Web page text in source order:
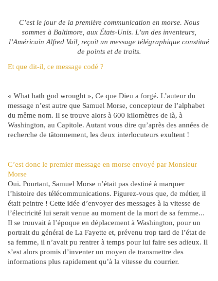
C’est le jour de la première communication en morse. Nous
sommes à Baltimore, aux États-Unis. L’un des inventeurs,
l’Américain Alfred Vail, reçoit un message télégraphique constitué
de points et de traits.
Et que dit-il, ce message codé ?
« What hath god wrought », Ce que Dieu a forgé. L’auteur du
message n’est autre que Samuel Morse, concepteur de l’alphabet
du même nom. Il se trouve alors à 600 kilomètres de là, à
Washington, au Capitole. Autant vous dire qu’après des années de
recherche de tâtonnement, les deux interlocuteurs exultent !
C’est donc le premier message en morse envoyé par Monsieur
Morse
Oui. Pourtant, Samuel Morse n’était pas destiné à marquer
l’histoire des télécommunications. Figurez-vous que, de métier, il
était peintre ! Cette idée d’envoyer des messages à la vitesse de
l’électricité lui serait venue au moment de la mort de sa femme...
Il se trouvait à l’époque en déplacement à Washington, pour un
portrait du général de La Fayette et, prévenu trop tard de l’état de
sa femme, il n’avait pu rentrer à temps pour lui faire ses adieux. Il
s’est alors promis d’inventer un moyen de transmettre des
informations plus rapidement qu’à la vitesse du courrier.